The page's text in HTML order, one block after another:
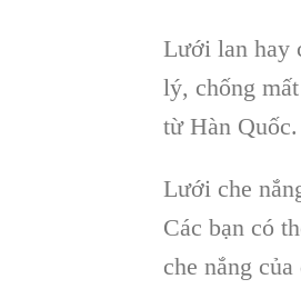
Lưới lan hay
lý, chống
từ Hàn Quốc.
Lưới che
Các bạn có
che nắng